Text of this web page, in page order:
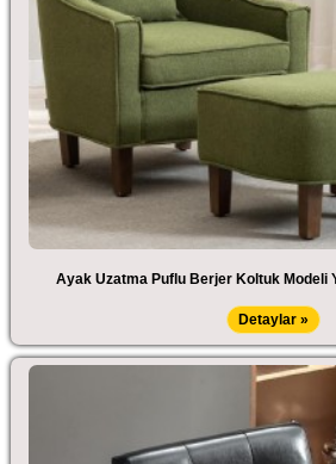
Ayak Uzatma Puflu Berjer Koltuk Modeli
Detaylar »